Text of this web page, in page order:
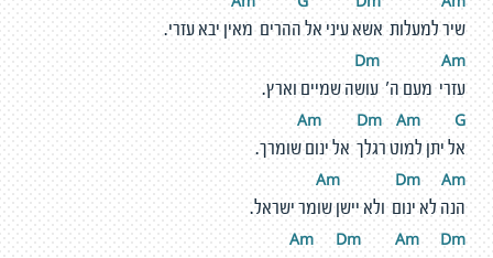
שיר למעלות אשא עיני אל ההרים מאין יבא עזרי.
Dm Am
עזרי מעם ה' עושה שמיים וארץ.
Am Dm Am G
אל יתן למוט רגלך אל ינום שומרך.
Am Dm Am
הנה לא ינום ולא יישן שומר ישראל.
Am Dm Am Dm